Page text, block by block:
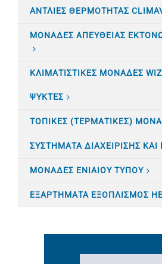
ΑΝΤΛΙΕΣ ΘΕΡΜΟΤΗΤΑΣ
ΜΟΝΑΔΕΣ ΑΠΕΥΘΕΙΑΣ
ΚΛΙΜΑΤΙΣTΙΚΕΣ ΜΟΝΑΔΕΣ
ΨΥΚΤΕΣ
ΤΟΠΙΚΕΣ (ΤΕΡΜΑΤΙΚΕΣ)
ΣΥΣΤΗΜΑΤΑ ΔΙΑΧΕΙΡΙΣΗΣ ΚΑΙ
ΜΟΝΑΔΕΣ ΕΝΙΑΙΟΥ ΤΥΠΟΥ
ΕΞΑΡΤΗΜΑΤΑ ΕΞΟΠΛΙΣΜΟΣ